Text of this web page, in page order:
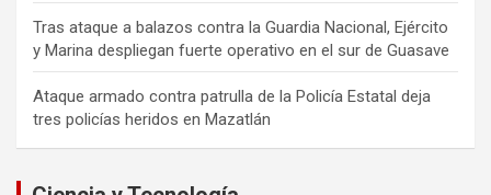
Tras ataque a balazos contra la Guardia Nacional, Ejército
y Marina despliegan fuerte operativo en el sur de Guasave
Ataque armado contra patrulla de la Policía Estatal deja
tres policías heridos en Mazatlán